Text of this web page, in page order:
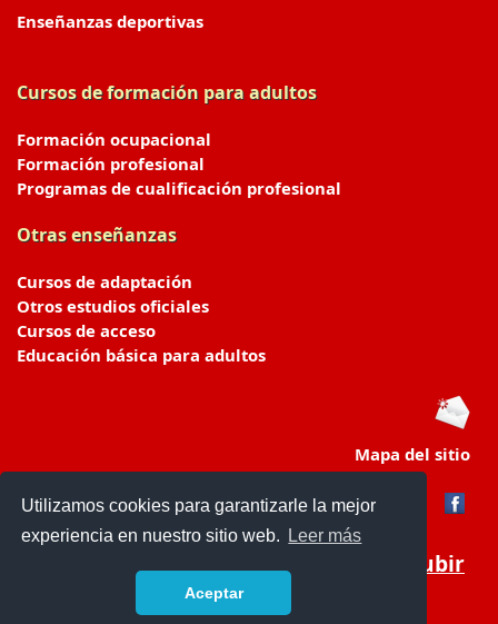
Utilizamos cookies para garantizarle la mejor
experiencia en nuestro sitio web.
Leer más
Aceptar
Enseñanzas deportivas
Cursos de formación para adultos
Formación ocupacional
Formación profesional
Programas de cualificación profesional
Otras enseñanzas
Cursos de adaptación
Otros estudios oficiales
Cursos de acceso
Educación básica para adultos
Mapa del sitio
Subir